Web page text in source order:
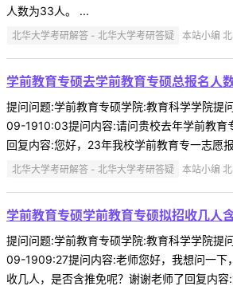
人数为33人。 ...
北华大学考研解答 - 北华大学考研答疑 本站小编
学前教育专硕去学前教育专硕总报名人
提问问题:学前教育专硕学院:教育科学学院
09-1910:03提问内容:请问贵校去年学前教育
回复内容:您好，23年我校学前教育专一志愿
北华大学考研解答 - 北华大学考研答疑 本站小编
学前教育专硕学前教育专硕拟招收几人
提问问题:学前教育专硕学院:教育科学学院
09-1909:27提问内容:老师您好，我想问一下
收几人，是否含推免呢？谢谢老师了回复内